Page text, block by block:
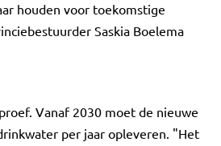
houden voor toekomstige
Saskia Boelema
Vanaf 2030 moet de nieuwe
per jaar opleveren. "Het